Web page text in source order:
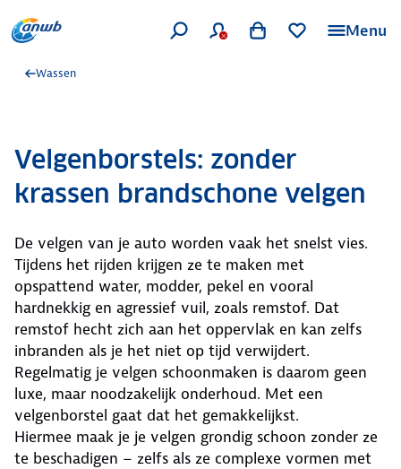
Menu
Wassen
Velgenborstels: zonder
krassen brandschone velgen
De velgen van je auto worden vaak het snelst vies.
Tijdens het rijden krijgen ze te maken met
opspattend water, modder, pekel en vooral
hardnekkig en agressief vuil, zoals remstof. Dat
remstof hecht zich aan het oppervlak en kan zelfs
inbranden als je het niet op tijd verwijdert.
Regelmatig je velgen schoonmaken is daarom geen
luxe, maar noodzakelijk onderhoud. Met een
velgenborstel gaat dat het gemakkelijkst.
Hiermee maak je je velgen grondig schoon zonder ze
te beschadigen – zelfs als ze complexe vormen met